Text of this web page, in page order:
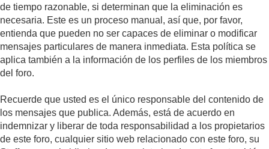
de tiempo razonable, si determinan que la eliminación es
necesaria. Este es un proceso manual, así que, por favor,
entienda que pueden no ser capaces de eliminar o modificar
mensajes particulares de manera inmediata. Esta política se
aplica también a la información de los perfiles de los miembros
del foro.
Recuerde que usted es el único responsable del contenido de
los mensajes que publica. Además, está de acuerdo en
indemnizar y liberar de toda responsabilidad a los propietarios
de este foro, cualquier sitio web relacionado con este foro, su